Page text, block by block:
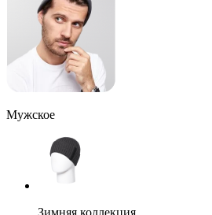
Мужское
Зимняя коллекция